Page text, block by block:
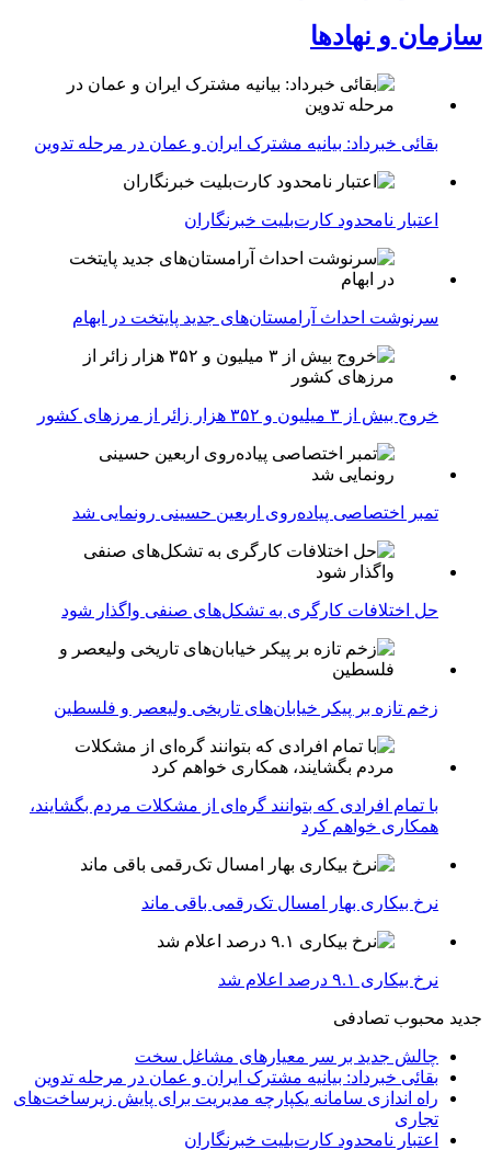
سازمان و نهادها
بقائی خبرداد: بیانیه مشترک ایران و عمان در مرحله تدوین
اعتبار نامحدود کارت‌بلیت خبرنگاران
سرنوشت احداث آرامستان‌های جدید پایتخت در ابهام
خروج بیش از ۳ میلیون و ۳۵۲ هزار زائر از مرزهای کشور
تمبر اختصاصی پیاده‌روی اربعین حسینی رونمایی شد
حل اختلافات کارگری به تشکل‌های صنفی واگذار شود
زخم تازه بر پیکر خیابان‌های تاریخی ولیعصر و فلسطین
با تمام افرادی که بتوانند گره‌ای از مشکلات مردم بگشایند،
همکاری خواهم کرد
نرخ بیکاری بهار امسال تک‌رقمی باقی ماند
نرخ بیکاری ۹.۱ درصد اعلام شد
جدید محبوب تصادفی
چالش جدید بر سر معیارهای مشاغل سخت
بقائی خبرداد: بیانیه مشترک ایران و عمان در مرحله تدوین
راه اندازی سامانه یکپارچه مدیریت برای پایش زیرساخت‌های
تجاری
اعتبار نامحدود کارت‌بلیت خبرنگاران